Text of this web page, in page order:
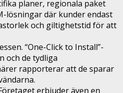
planer, regionala paket
lösningar där kunder endast
och giltighetstid för att
“One-Click to Install”-
och de tydliga
rapporterar att de sparar
erbjuder även en